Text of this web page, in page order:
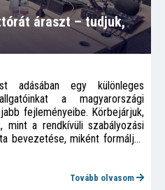
áraszt – tudjuk,
adásában egy különleges
a magyarországi
fejleményeibe. Körbejárjuk,
mint a rendkívüli szabályozási
bevezetése, miként formálják
Tovább olvasom